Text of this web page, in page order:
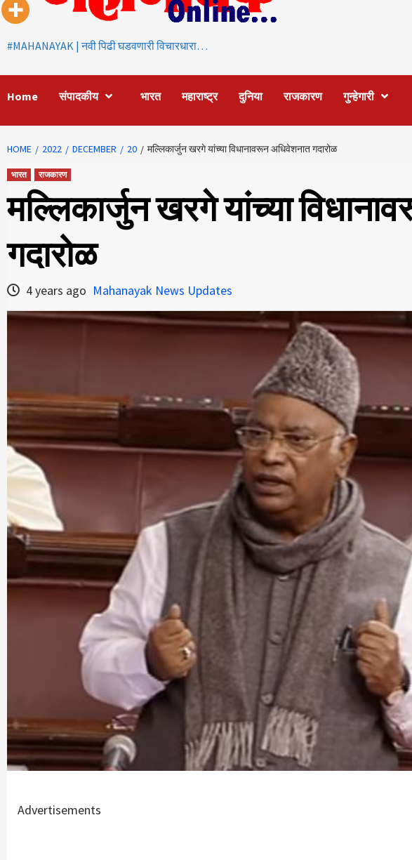
#MAHANAYAK | नवी पिढी घडवणारी विचारधारा…
Home संपादकीय भारत महाराष्ट्र दुनिया राजकारण गुन्हेगारी
HOME 2022 DECEMBER 20 मल्लिकार्जुन खरगे यांच्या विधानावरून अधिवेशनात गदारोळ
भारत राजकारण
मल्लिकार्जुन खरगे यांच्या
गदारोळ
4 years ago Mahanayak News Updates
Advertisements